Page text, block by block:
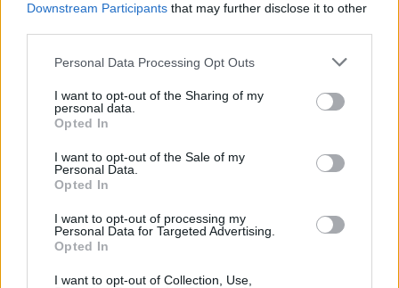
Downstream Participants that may further disclose it to other
Personal Data Processing Opt Outs
I want to opt-out of the Sharing of my
personal data.
Opted In
I want to opt-out of the Sale of my
Personal Data.
Opted In
I want to opt-out of processing my
Personal Data for Targeted Advertising.
Opted In
I want to opt-out of Collection, Use,
lietuvių, lenkų tiekėjai, bet ir italų gamintojai,
Apskritai pieno produktų kategorija yra ypač
jautri mūsų vartotojams, tai vienos
būtiniausių prekių klientų krepšeliuose, todėl
nuolat peržiūrime galimybes įsigyti pigiau,
deramės su tiekėjais ir gamintojais. Pernai
mums pavyko amortizuoti pardavimo kainas
produktų kainų augimas sudarė vos 3 proc.“,
– sako M.Tilmantas.